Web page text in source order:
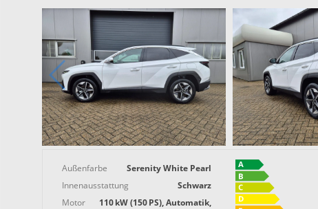
Außenfarbe
Serenity White Pearl
Innenausstattung
Schwarz
Motor
110 kW (150 PS), Automatik,